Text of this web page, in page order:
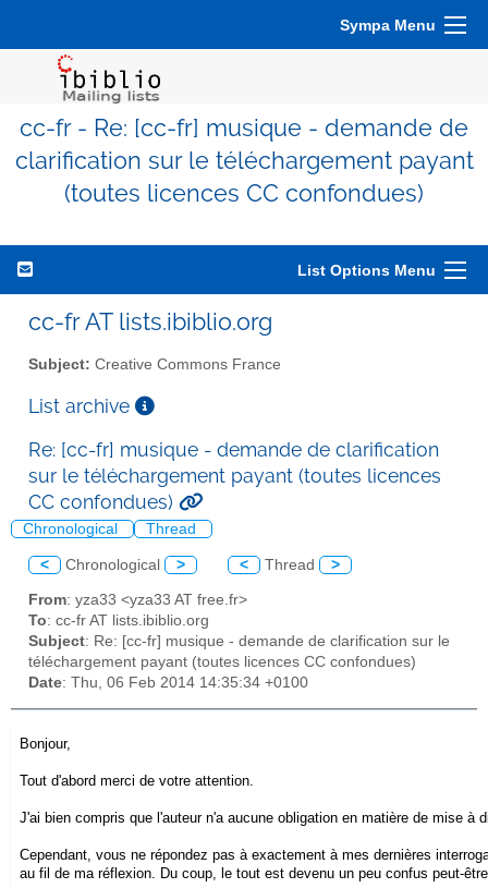
Sympa Menu
cc-fr - Re: [cc-fr] musique - demande de
clarification sur le téléchargement payant
(toutes licences CC confondues)
List Options Menu
cc-fr AT lists.ibiblio.org
Subject: Creative Commons France
List archive
Re: [cc-fr] musique - demande de clarification
sur le téléchargement payant (toutes licences
CC confondues)
Chronological Thread
< Chronological > < Thread >
From: yza33 <yza33 AT free.fr>
To: cc-fr AT lists.ibiblio.org
Subject: Re: [cc-fr] musique - demande de clarification sur le
téléchargement payant (toutes licences CC confondues)
Date: Thu, 06 Feb 2014 14:35:34 +0100
Bonjour,
Tout d'abord merci de votre attention.
J'ai bien compris que l'auteur n'a aucune obligation en matière de mise à
Cependant, vous ne répondez pas à exactement à mes dernières
au fil de ma réflexion. Du coup, le tout est devenu un peu confus peut-